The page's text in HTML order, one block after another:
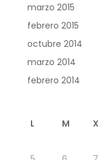
marzo 2015
febrero 2015
octubre 2014
marzo 2014
febrero 2014
L M X